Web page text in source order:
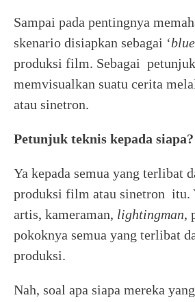
Sampai pada pentingnya
skenario disiapkan sebagai ‘
produksi film. Sebagai
memvisualkan suatu cerita
atau sinetron.
Petunjuk teknis kepada siapa?
Ya kepada semua yang terlibat
produksi film atau sinetron itu.
artis, kameraman, lightingman,
pokoknya semua yang terlibat
produksi.
Nah, soal apa siapa mereka